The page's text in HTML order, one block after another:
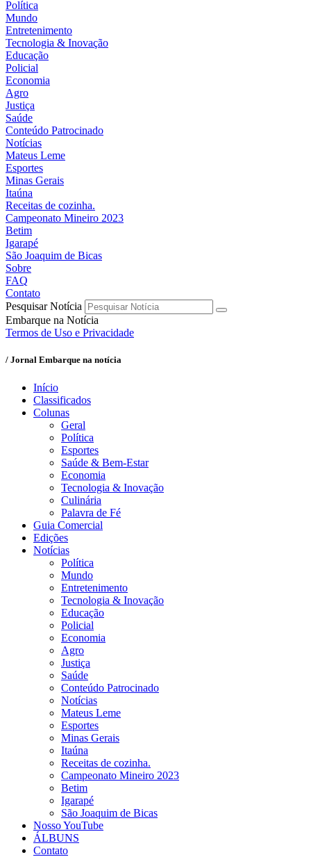
Política
Mundo
Entretenimento
Tecnologia & Inovação
Educação
Policial
Economia
Agro
Justiça
Saúde
Conteúdo Patrocinado
Notícias
Mateus Leme
Esportes
Minas Gerais
Itaúna
Receitas de cozinha.
Campeonato Mineiro 2023
Betim
Igarapé
São Joaquim de Bicas
Sobre
FAQ
Contato
Pesquisar Notícia
Embarque na Notícia
Termos de Uso e Privacidade
/ Jornal Embarque na notícia
Início
Classificados
Colunas
Geral
Política
Esportes
Saúde & Bem-Estar
Economia
Tecnologia & Inovação
Culinária
Palavra de Fé
Guia Comercial
Edições
Notícias
Política
Mundo
Entretenimento
Tecnologia & Inovação
Educação
Policial
Economia
Agro
Justiça
Saúde
Conteúdo Patrocinado
Notícias
Mateus Leme
Esportes
Minas Gerais
Itaúna
Receitas de cozinha.
Campeonato Mineiro 2023
Betim
Igarapé
São Joaquim de Bicas
Nosso YouTube
ÁLBUNS
Contato